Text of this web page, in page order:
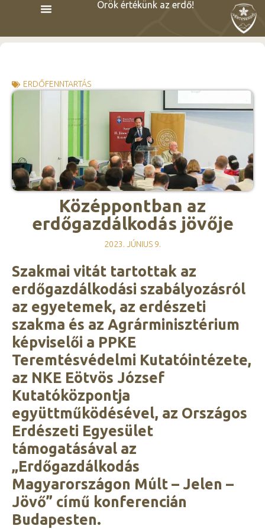
Örök értékünk az erdő!
ERDŐFENNTARTÁS
Középpontban az
erdőgazdálkodás jövője
2023. JÚNIUS 9.
Szakmai vitát tartottak az
erdőgazdálkodási szabályozásról
az egyetemek, az erdészeti
szakma és az Agrárminisztérium
képviselői a PPKE
Teremtésvédelmi Kutatóintézete,
az NKE Eötvös József
Kutatóközpontja
együttműködésével, az Országos
Erdészeti Egyesület
támogatásával az
„Erdőgazdálkodás
Magyarországon Múlt – Jelen –
Jövő” című konferencián
Budapesten.